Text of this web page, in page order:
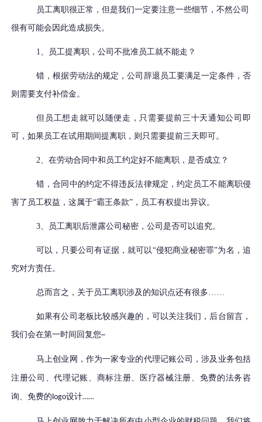
员工离职很正常，但是我们一定要注意一些细节，不然公司
很有可能会因此造成损失。
1、员工提离职，公司不批准员工就不能走？
错，根据劳动法的规定，公司辞退员工要满足一定条件，否
则需要支付补偿金。
但员工想走就可以随便走，只需要提前三十天通知公司即
可，如果员工在试用期间提离职，则只需要提前三天即可。
2、在劳动合同中和员工约定好不能离职，是否成立？
错，合同中的约定不得违反法律规定，约定员工不能离职侵
害了员工权益，这属于“霸王条款”，员工有权提出异议。
3、员工离职后泄露公司秘密，公司是否可以追究。
可以，只要公司有证据，就可以“侵犯商业秘密罪”为名，追
究对方责任。
总而言之，关于员工离职涉及的知识点还有很多……
如果有公司老板比较感兴趣的，可以关注我们，后台留言，
我们会在第一时间回复您~
马上创业网，作为一家专业的代理记账公司，涉及业务包括
注册公司、代理记账、商标注册、医疗器械注册、免费的法务咨
询、免费的logo设计……